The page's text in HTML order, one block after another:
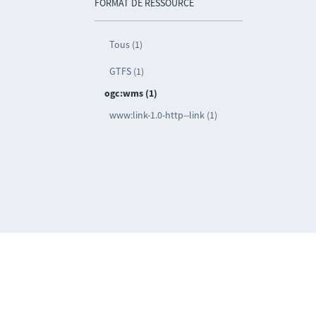
FORMAT DE RESSOURCE
Tous (1)
GTFS (1)
ogc:wms (1)
www:link-1.0-http--link (1)